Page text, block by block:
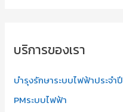
บริการของเรา
บำรุงรักษาระบบไฟฟ้าประจำปี
PMระบบไฟฟ้า